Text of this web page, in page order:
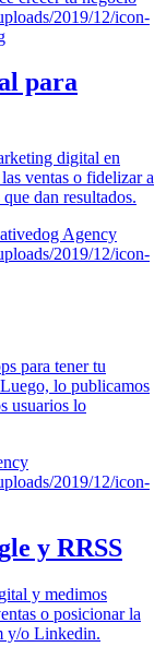
para
digital en
ventas o fidelizar a
dan resultados.
para tener tu
lo publicamos
usuarios lo
y RRSS
y medimos
o posicionar la
y/o Linkedin.